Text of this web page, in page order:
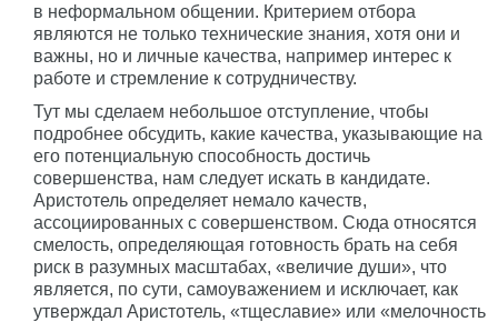
в неформальном общении. Критерием отбора
являются не только технические знания, хотя они и
важны, но и личные качества, например интерес к
работе и стремление к сотрудничеству.
Тут мы сделаем небольшое отступление, чтобы
подробнее обсудить, какие качества, указывающие на
его потенциальную способность достичь
совершенства, нам следует искать в кандидате.
Аристотель определяет немало качеств,
ассоциированных с совершенством. Сюда относятся
смелость, определяющая готовность брать на себя
риск в разумных масштабах, «величие души», что
является, по сути, самоуважением и исключает, как
утверждал Аристотель, «тщеславие» или «мелочность